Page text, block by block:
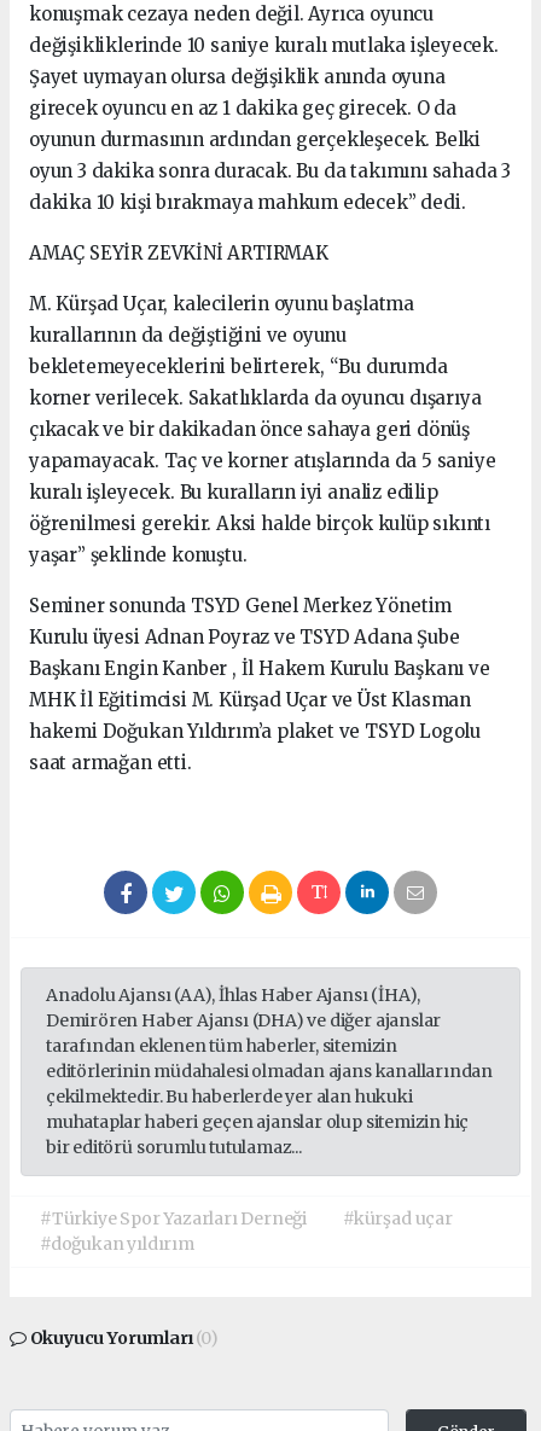
konuşmak cezaya neden değil. Ayrıca oyuncu
değişikliklerinde 10 saniye kuralı mutlaka işleyecek.
Şayet uymayan olursa değişiklik anında oyuna
girecek oyuncu en az 1 dakika geç girecek. O da
oyunun durmasının ardından gerçekleşecek. Belki
oyun 3 dakika sonra duracak. Bu da takımını sahada 3
dakika 10 kişi bırakmaya mahkum edecek” dedi.
AMAÇ SEYİR ZEVKİNİ ARTIRMAK
M. Kürşad Uçar, kalecilerin oyunu başlatma
kurallarının da değiştiğini ve oyunu
bekletemeyeceklerini belirterek, “Bu durumda
korner verilecek. Sakatlıklarda da oyuncu dışarıya
çıkacak ve bir dakikadan önce sahaya geri dönüş
yapamayacak. Taç ve korner atışlarında da 5 saniye
kuralı işleyecek. Bu kuralların iyi analiz edilip
öğrenilmesi gerekir. Aksi halde birçok kulüp sıkıntı
yaşar” şeklinde konuştu.
Seminer sonunda TSYD Genel Merkez Yönetim
Kurulu üyesi Adnan Poyraz ve TSYD Adana Şube
Başkanı Engin Kanber , İl Hakem Kurulu Başkanı ve
MHK İl Eğitimcisi M. Kürşad Uçar ve Üst Klasman
hakemi Doğukan Yıldırım’a plaket ve TSYD Logolu
saat armağan etti.
Anadolu Ajansı (AA), İhlas Haber Ajansı (İHA),
Demirören Haber Ajansı (DHA) ve diğer ajanslar
tarafından eklenen tüm haberler, sitemizin
editörlerinin müdahalesi olmadan ajans kanallarından
çekilmektedir. Bu haberlerde yer alan hukuki
muhataplar haberi geçen ajanslar olup sitemizin hiç
bir editörü sorumlu tutulamaz...
#Türkiye Spor Yazarları Derneği
#kürşad uçar
#doğukan yıldırım
Okuyucu Yorumları(0)